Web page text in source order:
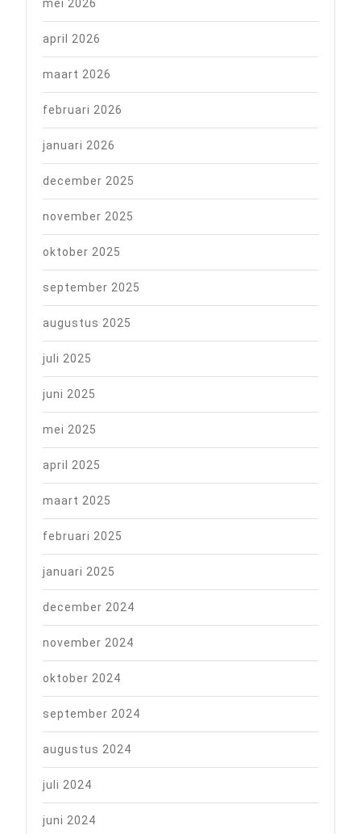
mei 2026
april 2026
maart 2026
februari 2026
januari 2026
december 2025
november 2025
oktober 2025
september 2025
augustus 2025
juli 2025
juni 2025
mei 2025
april 2025
maart 2025
februari 2025
januari 2025
december 2024
november 2024
oktober 2024
september 2024
augustus 2024
juli 2024
juni 2024